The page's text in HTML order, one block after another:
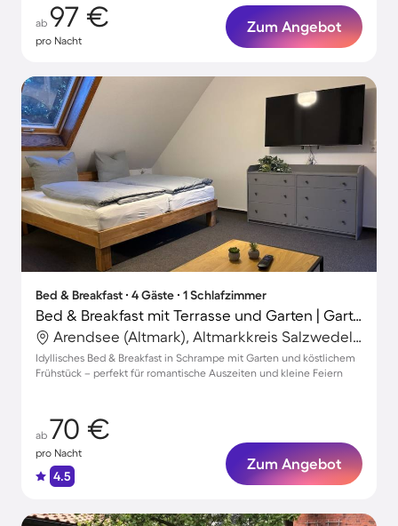
ab 97 €
pro Nacht
Zum Angebot
Bed & Breakfast ∙ 4 Gäste ∙ 1 Schlafzimmer
Bed & Breakfast mit Terrasse und Garten | Gartenblick
Arendsee (Altmark), Altmarkkreis Salzwedel, Deutschland
Idyllisches Bed & Breakfast in Schrampe mit Garten und köstlichem
Frühstück – perfekt für romantische Auszeiten und kleine Feiern
ab 70 €
pro Nacht
4.5
Zum Angebot